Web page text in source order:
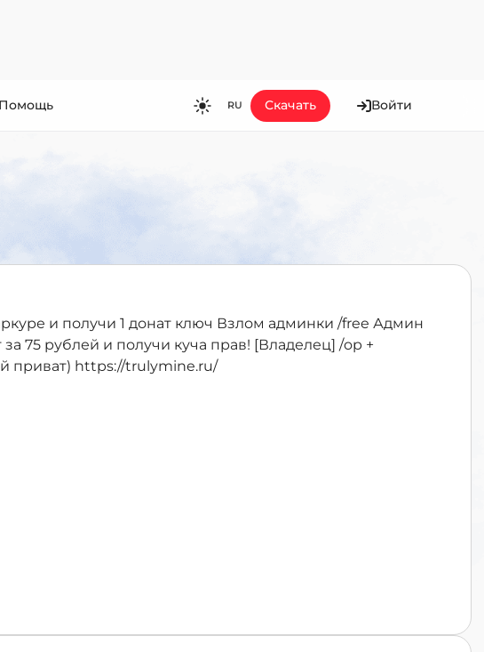
Помощь RU
MS
Скачать Войти
и получи 1 донат ключ Взлом админки /free Админ
75 рублей и получи куча прав! [Владелец] /op +
приват) https://trulymine.ru/